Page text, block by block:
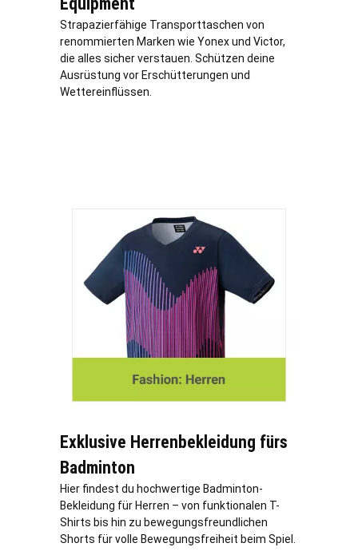
Strapazierfähige Transporttaschen von
renommierten Marken wie Yonex und Victor,
die alles sicher verstauen. Schützen deine
Ausrüstung vor Erschütterungen und
Wettereinflüssen.
Exklusive Herrenbekleidung fürs
Badminton
Hier findest du hochwertige Badminton-
Bekleidung für Herren – von funktionalen T-
Shirts bis hin zu bewegungsfreundlichen
Shorts für volle Bewegungsfreiheit beim Spiel.